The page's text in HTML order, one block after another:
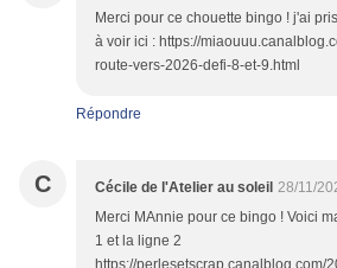
Merci pour ce chouette bingo ! j'ai
à voir ici : https://
route-vers-2026-defi-8-et-9.html
Répondre
C Cécile de l'Atelier au soleil 28/11/
Merci MAnnie pour ce bingo ! Voici
1 et la ligne 2
https://perlesetscrap.canalblog.com/